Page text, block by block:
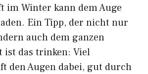
im Winter kann dem Auge
Ein Tipp, der nicht nur
auch dem ganzen
ist das trinken: Viel
den Augen dabei, gut durch